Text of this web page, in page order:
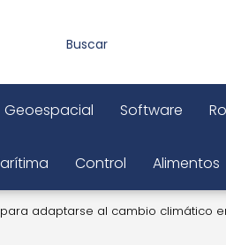
Geoespacial Software
Control Alimentos
adaptarse al cambio climático